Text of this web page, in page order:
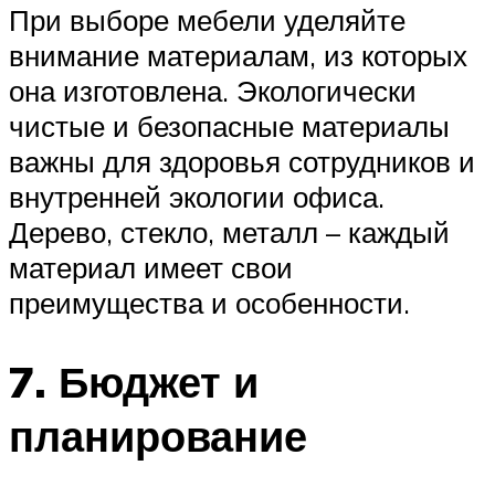
При выборе мебели уделяйте
внимание материалам, из которых
она изготовлена. Экологически
чистые и безопасные материалы
важны для здоровья сотрудников и
внутренней экологии офиса.
Дерево, стекло, металл – каждый
материал имеет свои
преимущества и особенности.
7. Бюджет и
планирование